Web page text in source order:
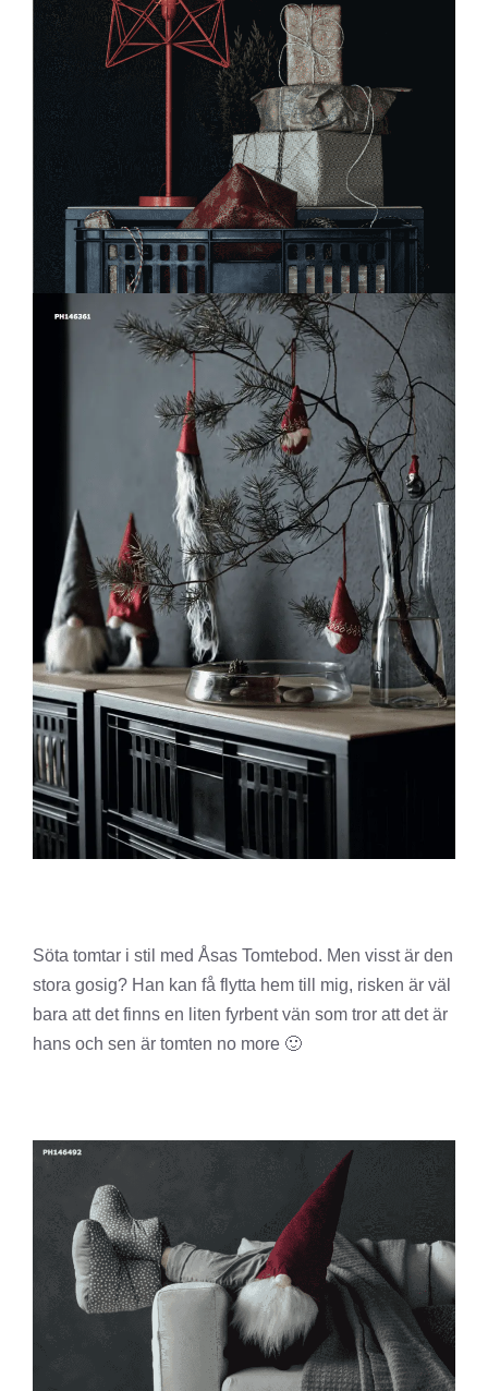
Söta tomtar i stil med Åsas Tomtebod. Men visst är den
stora gosig? Han kan få flytta hem till mig, risken är väl
bara att det finns en liten fyrbent vän som tror att det är
hans och sen är tomten no more 🙂